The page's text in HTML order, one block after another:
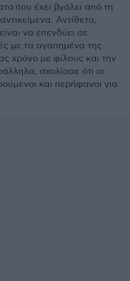
που έχει βγάλει από τη
Αντίθετα,
να επενδύει σε
με τα αγαπημένα της
χρόνο με φίλους και την
σχολίασε ότι οι
και περήφανοι για